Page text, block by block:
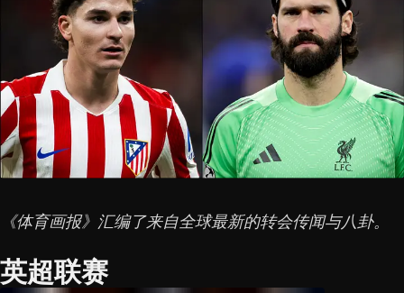
《体育画报》汇编了来自全球最新的转会传闻与八卦。
英超联赛